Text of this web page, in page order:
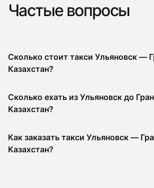
Частые вопросы
Сколько стоит такси Ульяновск —
Казахстан?
Сколько ехать из Ульяновск до
Казахстан?
Как заказать такси Ульяновск —
Казахстан?